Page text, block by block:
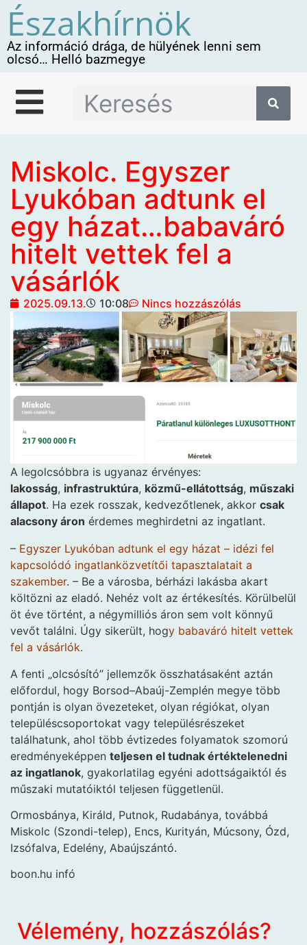
Északhírnök
Az információ drága, de hülyének lenni sem
olcsó… Helló bazmegye
Miskolc. Egyszer
Lyukóban adtunk el
egy házat…babaváró
hitelt vettek fel a
vásárlók
2025.09.13. 10:08 Nincs hozzászólás
A legolcsóbbra is ugyanaz érvényes:
lakosság, infrastruktúra, közmű-ellátottság, műszaki
állapot. Ha ezek rosszak, kedvezőtlenek, akkor csak
alacsony áron érdemes meghirdetni az ingatlant.
– Egyszer Lyukóban adtunk el egy házat – idézi fel
kapcsolódó ingatlanközvetítői tapasztalatait a
szakember. – Be a városba, bérházi lakásba akart
költözni az eladó. Nehéz volt az értékesítés. Körülbelül
öt éve történt, a négymilliós áron sem volt könnyű
vevőt találni. Úgy sikerült, hogy babaváró hitelt vettek
fel a vásárlók.
A fenti „olcsósító” jellemzők összhatásaként aztán
előfordul, hogy Borsod–Abaúj-Zemplén megye több
pontján is olyan övezeteket, olyan régiókat, olyan
településcsoportokat vagy településrészeket
találhatunk, ahol több évtizedes folyamatok szomorú
eredményeképpen teljesen el tudnak értéktelenedni
az ingatlanok, gyakorlatilag egyéni adottságaiktól és
műszaki mutatóiktól teljesen függetlenül.
Ormosbánya, Királd, Putnok, Rudabánya, továbbá
Miskolc (Szondi-telep), Encs, Kurityán, Múcsony, Ózd,
Izsófalva, Edelény, Abaújszántó.
boon.hu infó
Vélemény, hozzászólás?